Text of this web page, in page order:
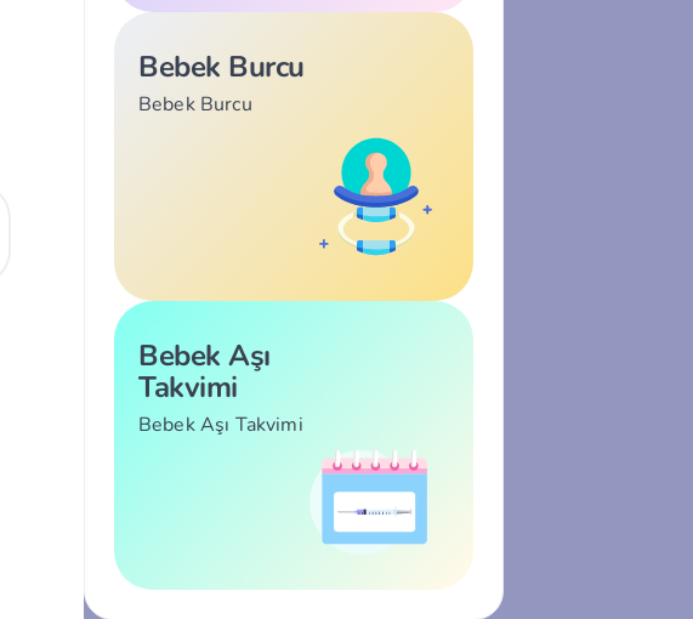
Bebek Burcu
Bebek Burcu
Bebek Aşı
Takvimi
Bebek Aşı Takvimi